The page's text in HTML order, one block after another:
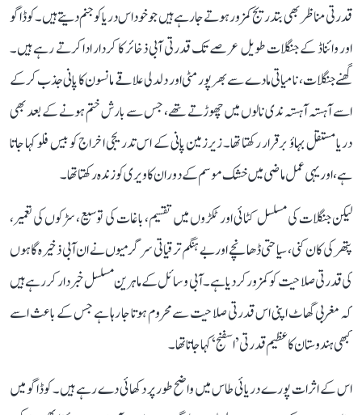
قدرتی مناظر بھی بتدریج کمزور ہوتے جا رہے ہیں جو خود اس دریا کو جنم دیتے ہیں۔ کوڈاگو
اور وائناڈ کے جنگلات طویل عرصے تک قدرتی آبی ذخائر کا کردار ادا کرتے رہے ہیں۔
گھنے جنگلات، نامیاتی مادے سے بھرپور مٹی اور دلدلی علاقے مانسون کا پانی جذب کر کے
اسے آہستہ آہستہ ندی نالوں میں چھوڑتے تھے، جس سے بارش ختم ہونے کے بعد بھی
دریا مستقل بہاؤ برقرار رکھتا تھا۔ زیرزمین پانی کے اس تدریجی اخراج کو بیس فلو کہا جاتا
ہے، اور یہی عمل ماضی میں خشک موسم کے دوران کاویری کو زندہ رکھتا تھا۔
لیکن جنگلات کی مسلسل کٹائی اور ٹکڑوں میں تقسیم، باغات کی توسیع، سڑکوں کی تعمیر،
پتھر کی کان کنی، سیاحتی ڈھانچے اور بے ہنگم ترقیاتی سرگرمیوں نے ان آبی ذخیرہ گاہوں
کی قدرتی صلاحیت کو کمزور کر دیا ہے۔ آبی وسائل کے ماہرین مسلسل خبردار کر رہے ہیں
کہ مغربی گھاٹ اپنی اس قدرتی صلاحیت سے محروم ہوتا جا رہا ہے جس کے باعث اسے
کبھی ہندوستان کا عظیم قدرتی ’اسفنج‘ کہا جاتا تھا۔
اس کے اثرات پورے دریائی طاس میں واضح طور پر دکھائی دے رہے ہیں۔ کوڈاگو میں